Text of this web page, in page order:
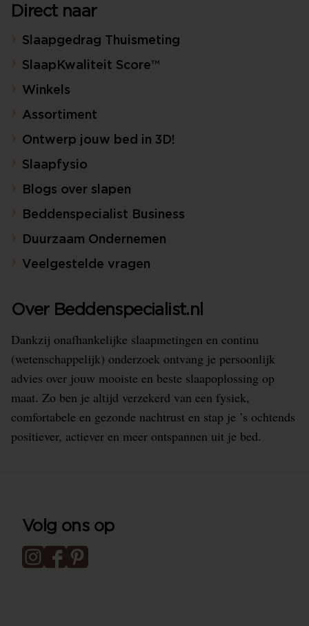
Direct naar
Slaapgedrag Thuismeting
SlaapKwaliteit Score™
Winkels
Assortiment
Ontwerp jouw bed in 3D!
Slaapfysio
Blogs over slapen
Beddenspecialist Business
Duurzaam Ondernemen
Veelgestelde vragen
Over Beddenspecialist.nl
Dankzij onafhankelijke slaapmetingen en continu
(wetenschappelijk) onderzoek ontvang je persoonlijk
advies over jouw mooiste en beste slaapoplossing op
maat. Zo ben je altijd verzekerd van een fysiek,
comfortabele en gezonde nachtrust en stap je ’s ochtends
positiever, actiever en meer ontspannen uit je bed.
Volg ons op